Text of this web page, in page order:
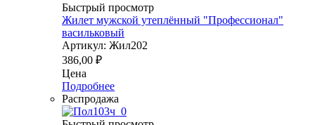
Быстрый просмотр
Жилет мужской утеплённый "Профессионал"
васильковый
Артикул: Жил202
386,00 ₽
Цена
Подробнее
Распродажа